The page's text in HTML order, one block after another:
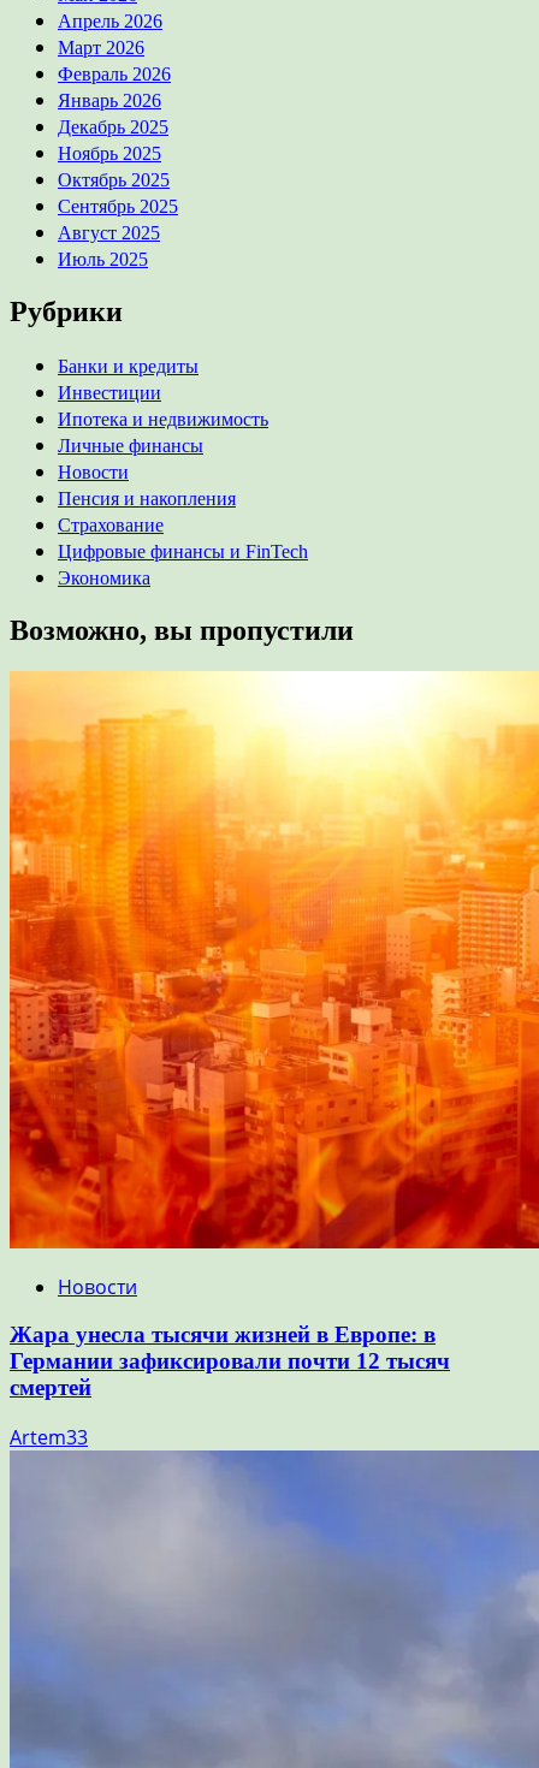
Апрель 2026
Март 2026
Февраль 2026
Январь 2026
Декабрь 2025
Ноябрь 2025
Октябрь 2025
Сентябрь 2025
Август 2025
Июль 2025
Рубрики
Банки и кредиты
Инвестиции
Ипотека и недвижимость
Личные финансы
Новости
Пенсия и накопления
Страхование
Цифровые финансы и FinTech
Экономика
Возможно, вы пропустили
Новости
Жара унесла тысячи жизней в Европе: в
Германии зафиксировали почти 12 тысяч
смертей
Artem33